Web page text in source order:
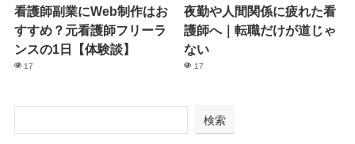
看護師副業にWeb制作はお
すすめ？元看護師フリーラ
ンスの1日【体験談】
17
夜勤や人間関係に疲れた看
護師へ｜転職だけが道じゃ
ない
17
検索